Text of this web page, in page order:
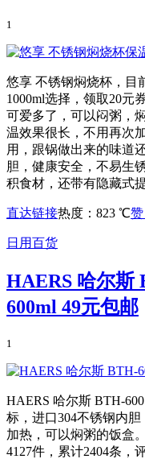
1
悠享 不锈钢焖烧杯，目
1000ml选择，领取20元
可爱多了，可以闷粥，
温效果很长，不用再次
用，跟锅做出来的味道
胆，健康安全，不易生
积食材，还带有隐藏式
直达链接热度：823 ℃
日用百货
HAERS 哈尔斯
600ml 49元包邮
1
HAERS 哈尔斯 BTH-
标，进口304不锈钢内
加热，可以焖粥的饭盒
4127件，累计2404条，